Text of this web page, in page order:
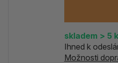
skladem> 5
Ihned k
Možnosti